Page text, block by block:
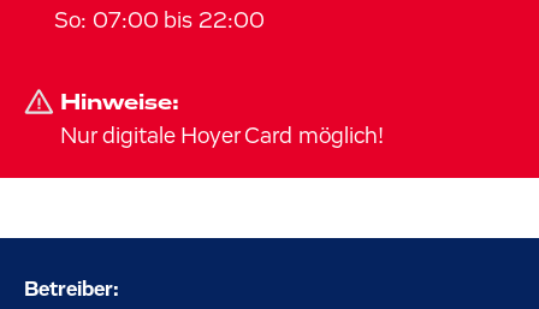
So: 07:00 bis 22:00
Hinweise:
Nur digitale Hoyer Card möglich!
Betreiber: